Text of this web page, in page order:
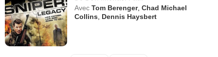
Avec Tom Berenger,Chad Michael
Collins
Dennis Haysbert